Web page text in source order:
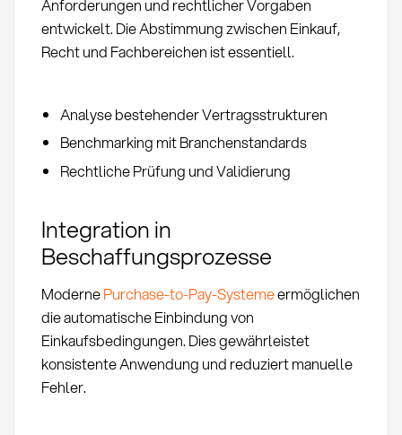
Anforderungen und rechtlicher Vorgaben
entwickelt. Die Abstimmung zwischen Einkauf,
Recht und Fachbereichen ist essentiell.
Analyse bestehender Vertragsstrukturen
Benchmarking mit Branchenstandards
Rechtliche Prüfung und Validierung
Integration in
Beschaffungsprozesse
ModernePurchase-to-Pay-Systemeermöglichen
die automatische Einbindung von
Einkaufsbedingungen. Dies gewährleistet
konsistente Anwendung und reduziert manuelle
Fehler.